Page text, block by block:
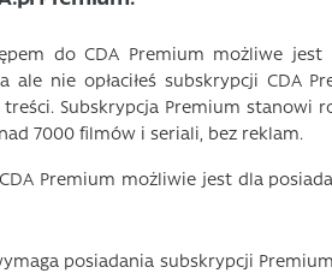
do CDA Premium możliwe jest
ale nie opłaciłeś subskrypcji CDA
Subskrypcja Premium stanowi
7000 filmów i seriali, bez reklam.
Premium możliwie jest dla
posiadania subskrypcji